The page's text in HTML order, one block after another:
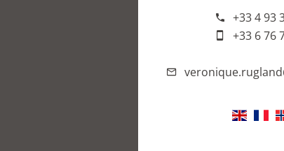
+33 4 93
+33 6 76